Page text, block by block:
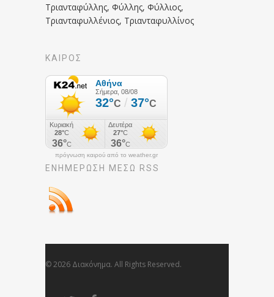
Τριανταφύλλης, Φύλλης, Φύλλιος,
Τριανταφυλλένιος, Τριανταφυλλίνος
ΚΑΙΡΟΣ
πρόγνωση καιρού από το weather.gr
ΕΝΗΜΈΡΩΣΉ ΜΕΣΩ RSS
© 2026 Διακόνημα. All Rights Reserved.